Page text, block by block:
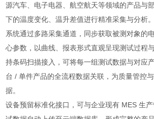
源汽车、电子电器、航空航天等领域的产品与
下的温度变化、温升差值进行精准采集与分析。
系统通过多路采集通道，同步获取被测对象的
心参数，以曲线、报表形式直观呈现测试过程
持条码扫描接入，可将每一组测试数据与对应
台 / 单件产品的全流程数据关联，为质量管控
据。
设备预留标准化接口，可与企业现有 MES 生